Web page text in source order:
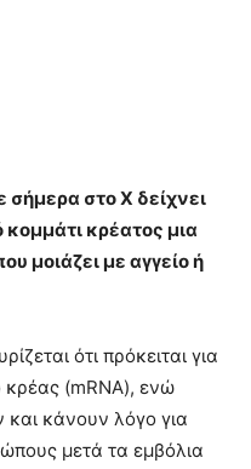
στο X δείχνει
κρέατος μια
μοιάζει με αγγείο ή
ότι πρόκειται για
κρέας (mRNA), ενώ
κάνουν λόγο για
μετά τα εμβόλια